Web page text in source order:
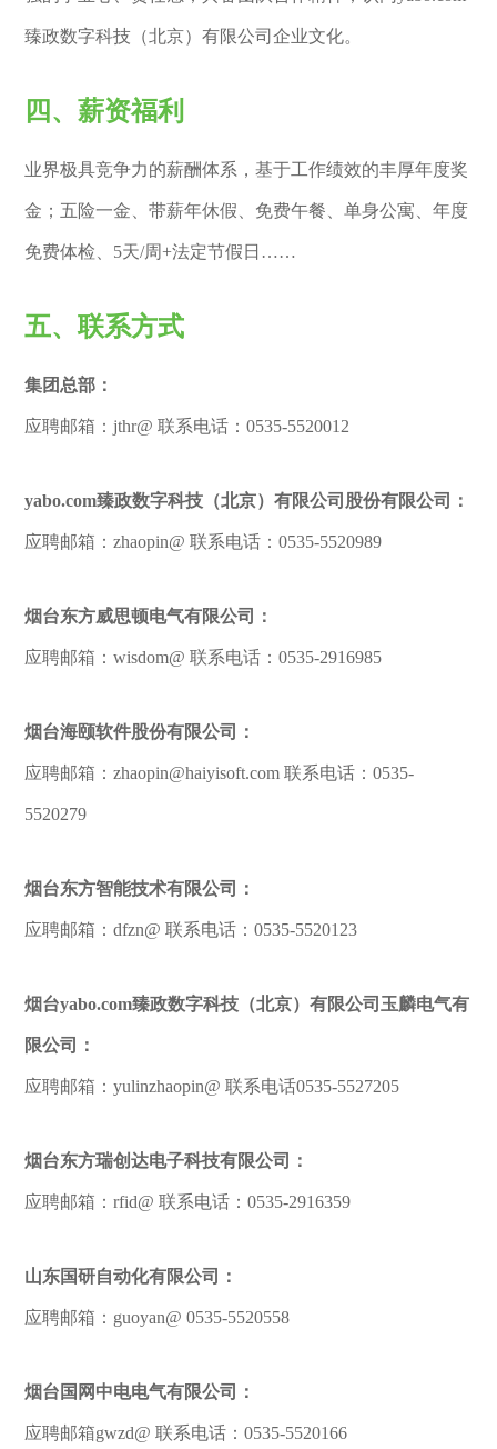
臻政数字科技（北京）有限公司企业文化。
四、薪资福利
业界极具竞争力的薪酬体系，基于工作绩效的丰厚年度奖
金；五险一金、带薪年休假、免费午餐、单身公寓、年度
免费体检、5天/周+法定节假日……
五、联系方式
集团总部：
应聘邮箱：jthr@ 联系电话：0535-5520012
yabo.com臻政数字科技（北京）有限公司股份有限公司：
应聘邮箱：zhaopin@ 联系电话：0535-5520989
烟台东方威思顿电气有限公司：
应聘邮箱：wisdom@ 联系电话：0535-2916985
烟台海颐软件股份有限公司：
应聘邮箱：zhaopin@haiyisoft.com 联系电话：0535-
5520279
烟台东方智能技术有限公司：
应聘邮箱：dfzn@ 联系电话：0535-5520123
烟台yabo.com臻政数字科技（北京）有限公司玉麟电气有
限公司：
应聘邮箱：yulinzhaopin@ 联系电话0535-5527205
烟台东方瑞创达电子科技有限公司：
应聘邮箱：rfid@ 联系电话：0535-2916359
山东国研自动化有限公司：
应聘邮箱：guoyan@ 0535-5520558
烟台国网中电电气有限公司：
应聘邮箱gwzd@ 联系电话：0535-5520166